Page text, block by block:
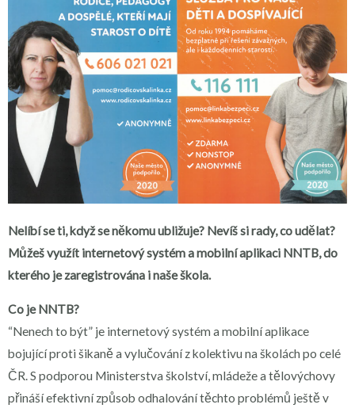
Nelíbí se ti, když se někomu ubližuje? Nevíš si rady, co udělat?
Můžeš využít internetový systém a mobilní aplikaci NNTB, do
kterého je zaregistrována i naše škola.
Co je NNTB?
“Nenech to být” je internetový systém a mobilní aplikace
bojující proti šikaně a vylučování z kolektivu na školách po celé
ČR. S podporou Ministerstva školství, mládeže a tělovýchovy
přináší efektivní způsob odhalování těchto problémů ještě v